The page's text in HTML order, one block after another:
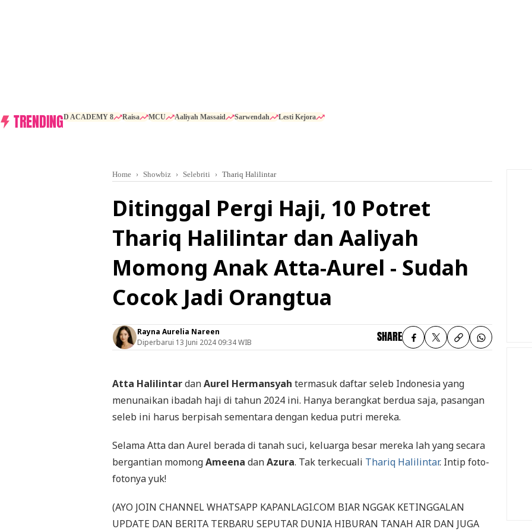
TRENDINGD ACADEMY 8 Raisa MCU Aaliyah Massaid Sarwendah Lesti Kejora
Home Showbiz Selebriti Thariq Halilintar
Ditinggal Pergi Haji, 10 Potret
Thariq Halilintar dan Aaliyah
Momong Anak Atta-Aurel - Sudah
Cocok Jadi Orangtua
Rayna Aurelia Nareen
Diperbarui 13 Juni 2024 09:34 WIB SHARE
Atta HalilintardanAurel Hermansyah termasuk daftar seleb Indonesia yang
menunaikan ibadah haji di tahun 2024 ini. Hanya berangkat berdua saja, pasangan
seleb ini harus berpisah sementara dengan kedua putri mereka.
Selama Atta dan Aurel berada di tanah suci, keluarga besar mereka lah yang secara
bergantian momongAmeena danAzura. Tak terkecuali Thariq Halilintar. Intip foto-
fotonya yuk!
(AYO JOIN CHANNEL WHATSAPP KAPANLAGI.COM BIAR NGGAK KETINGGALAN
UPDATE DAN BERITA TERBARU SEPUTAR DUNIA HIBURAN TANAH AIR DAN JUGA